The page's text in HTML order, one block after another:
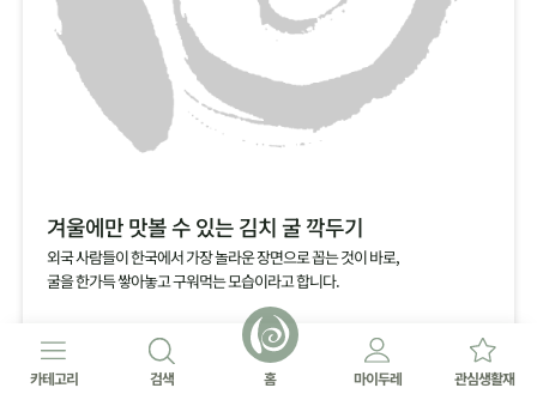
겨울에만 맛볼 수 있는 김치 굴 깍두기
외국 사람들이 한국에서 가장 놀라운 장면으로 꼽는 것이 바로,
굴을 한가득 쌓아놓고 구워먹는 모습이라고 합니다.
카테고리 검색 홈 마이두레 관심생활재